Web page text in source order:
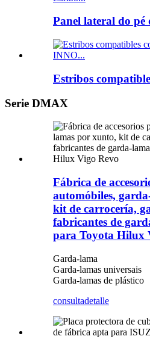
Panel lateral do pé
Estribos
Serie DMAX
Fábrica de
automóbiles,
kit de carrocería,
fabricantes de
para Toyota Hilux
Garda-lama
Garda-lamas universais
Garda-lamas de plástico
consultadetalle